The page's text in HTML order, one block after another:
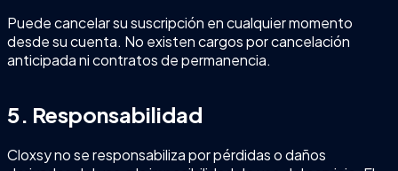
Puede cancelar su suscripción en cualquier momento
desde su cuenta. No existen cargos por cancelación
anticipada ni contratos de permanencia.
5. Responsabilidad
Cloxsy no se responsabiliza por pérdidas o daños